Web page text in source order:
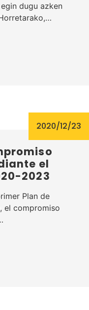
dugu azken
2020/12/23
el
2023
Plan de
el compromiso